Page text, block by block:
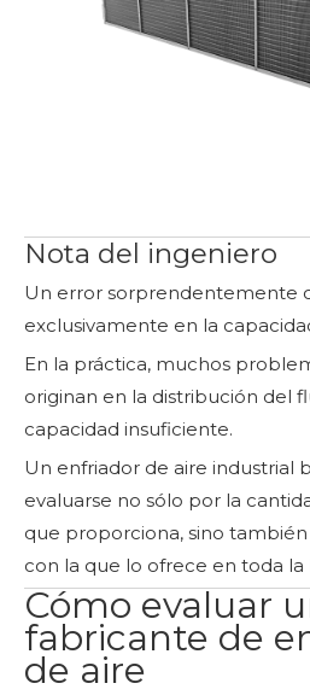
Nota del ingeniero
Un error sorprendentemente
exclusivamente en la
En la práctica, muchos
originan en la distribución del
capacidad insuficiente.
Un enfriador de aire industrial
evaluarse no sólo por la
que proporciona, sino
con la que lo ofrece en toda la
Cómo evaluar
fabricante de
de aire